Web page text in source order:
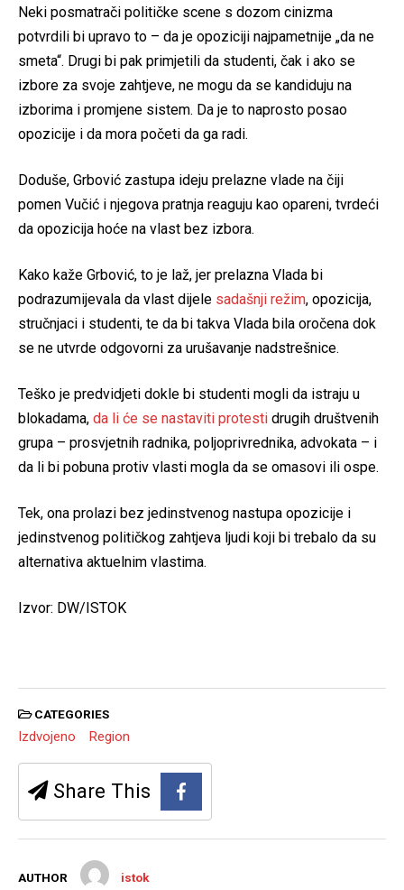
Neki posmatrači političke scene s dozom cinizma
potvrdili bi upravo to – da je opoziciji najpametnije „da ne
smeta“. Drugi bi pak primjetili da studenti, čak i ako se
izbore za svoje zahtjeve, ne mogu da se kandiduju na
izborima i promjene sistem. Da je to naprosto posao
opozicije i da mora početi da ga radi.
Doduše, Grbović zastupa ideju prelazne vlade na čiji
pomen Vučić i njegova pratnja reaguju kao opareni, tvrdeći
da opozicija hoće na vlast bez izbora.
Kako kaže Grbović, to je laž, jer prelazna Vlada bi
podrazumijevala da vlast dijele sadašnji režim, opozicija,
stručnjaci i studenti, te da bi takva Vlada bila oročena dok
se ne utvrde odgovorni za urušavanje nadstrešnice.
Teško je predvidjeti dokle bi studenti mogli da istraju u
blokadama, da li će se nastaviti protesti drugih društvenih
grupa – prosvjetnih radnika, poljoprivrednika, advokata – i
da li bi pobuna protiv vlasti mogla da se omasovi ili ospe.
Tek, ona prolazi bez jedinstvenog nastupa opozicije i
jedinstvenog političkog zahtjeva ljudi koji bi trebalo da su
alternativa aktuelnim vlastima.
Izvor: DW/ISTOK
CATEGORIES
Izdvojeno Region
Share This
AUTHOR istok